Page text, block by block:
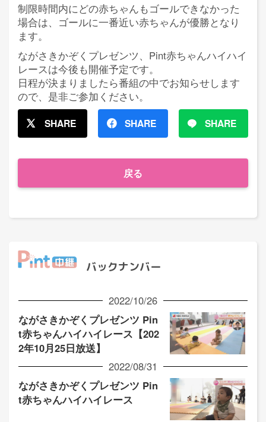
制限時間内にどの赤ちゃんもゴールできなかった
場合は、ゴールに一番近い赤ちゃんが優勝となり
ます。
ながさきかぞくプレゼンツ、Pint赤ちゃんハイハイ
レースは今後も開催予定です。
日程が決まりましたら番組の中でお知らせします
ので、是非ご参加ください。
SHARE SHARE SHARE
戻る
バックナンバー
2022/10/26
ながさきかぞくプレゼンツ Pin
t赤ちゃんハイハイレース【202
2年10月25日放送】
2022/08/31
ながさきかぞくプレゼンツ Pin
t赤ちゃんハイハイレース